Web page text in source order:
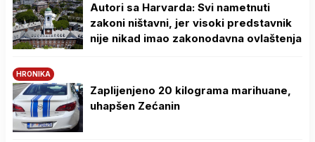
Autori sa Harvarda: Svi nametnuti
zakoni ništavni, jer visoki predstavnik
nije nikad imao zakonodavna ovlaštenja
HRONIKA
Zaplijenjeno 20 kilograma marihuane,
uhapšen Zećanin